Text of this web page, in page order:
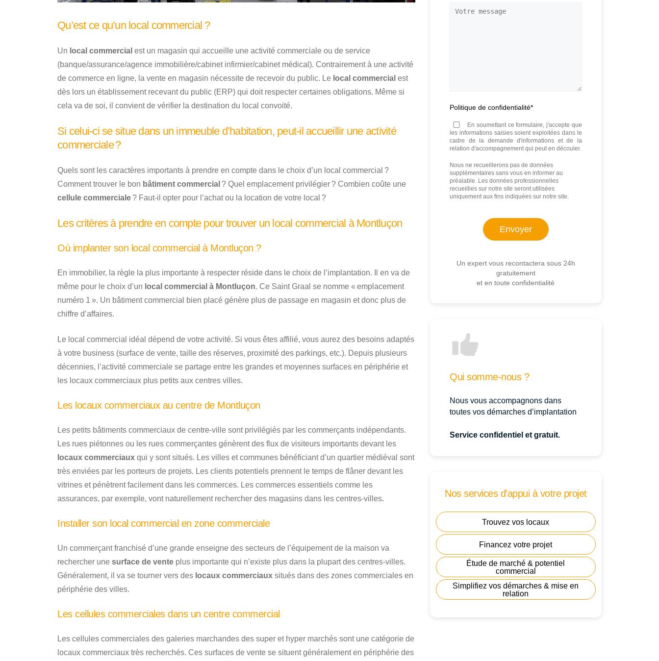
Qu’est ce qu’un local commercial ?
Un local commercial est un magasin qui accueille une activité commerciale ou de service
(banque/assurance/agence immobilière/cabinet infirmier/cabinet médical). Contrairement à une activité
de commerce en ligne, la vente en magasin nécessite de recevoir du public. Le local commercial est
dès lors un établissement recevant du public (ERP) qui doit respecter certaines obligations. Même si
cela va de soi, il convient de vérifier la destination du local convoité.
Si celui-ci se situe dans un immeuble d’habitation, peut-il accueillir une activité
commerciale ?
Quels sont les caractères importants à prendre en compte dans le choix d’un local commercial ?
Comment trouver le bon bâtiment commercial ? Quel emplacement privilégier ? Combien coûte une
cellule commerciale ? Faut-il opter pour l’achat ou la location de votre local ?
Les critères à prendre en compte pour trouver un local commercial à Montluçon
Où implanter son local commercial à Montluçon ?
En immobilier, la règle la plus importante à respecter réside dans le choix de l’implantation. Il en va de
même pour le choix d’un local commercial à Montluçon. Ce Saint Graal se nomme « emplacement
numéro 1 ». Un bâtiment commercial bien placé génère plus de passage en magasin et donc plus de
chiffre d’affaires.
Le local commercial idéal dépend de votre activité. Si vous êtes affilié, vous aurez des besoins adaptés
à votre business (surface de vente, taille des réserves, proximité des parkings, etc.). Depuis plusieurs
décennies, l’activité commerciale se partage entre les grandes et moyennes surfaces en périphérie et
les locaux commerciaux plus petits aux centres villes.
Les locaux commerciaux au centre de Montluçon
Les petits bâtiments commerciaux de centre-ville sont privilégiés par les commerçants indépendants.
Les rues piétonnes ou les rues commerçantes génèrent des flux de visiteurs importants devant les
locaux commerciaux qui y sont situés. Les villes et communes bénéficiant d’un quartier médiéval sont
très enviées par les porteurs de projets. Les clients potentiels prennent le temps de flâner devant les
vitrines et pénètrent facilement dans les commerces. Les commerces essentiels comme les
assurances, par exemple, vont naturellement rechercher des magasins dans les centres-villes.
Installer son local commercial en zone commerciale
Un commerçant franchisé d’une grande enseigne des secteurs de l’équipement de la maison va
rechercher une surface de vente plus importante qui n’existe plus dans la plupart des centres-villes.
Généralement, il va se tourner vers des locaux commerciaux situés dans des zones commerciales en
périphérie des villes.
Les cellules commerciales dans un centre commercial
Les cellules commerciales des galeries marchandes des super et hyper marchés sont une catégorie de
locaux commerciaux très recherchés. Ces surfaces de vente se situent généralement en périphérie des
téléphone*
Votre
Politique de confidentialité*
En soumettant ce formulaire, j'accepte que
les informations saisies soient exploitées dans le
cadre de la demande d'informations et de la
relation d'accompagnement qui peut en découler.
Nous ne recueillerons pas de données
supplémentaires sans vous en informer au
préalable. Les données professionnelles
recueillies sur notre site seront utilisées
uniquement aux fins indiquées sur notre site.
Un expert vous recontactera sous 24h
gratuitement
et en toute confidentialité
Qui somme-nous ?
Nous vous accompagnons dans
toutes vos démarches d’implantation
Service confidentiel et gratuit.
Nos services d'appui à votre projet
Trouvez vos locaux
Financez votre projet
Étude de marché & potentiel
commercial
Simplifiez vos démarches & mise en
relation